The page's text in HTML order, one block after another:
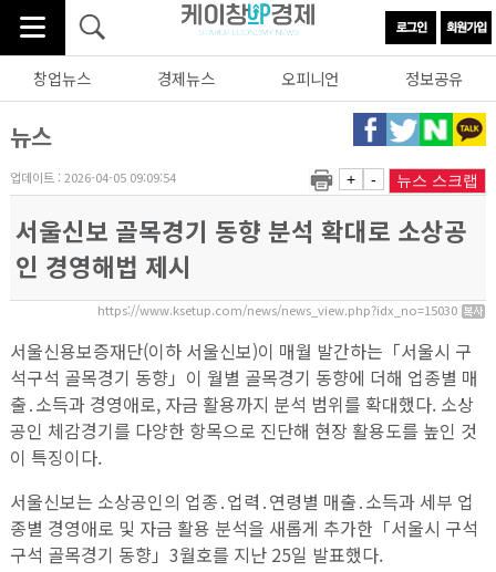
창업뉴스 경제뉴스 오피니언 정보공유
뉴스
업데이트 : 2026-04-05 09:09:54 + - 뉴스 스크랩
서울신보 골목경기 동향 분석 확대로 소상공
인 경영해법 제시
https://www.ksetup.com/news/news_view.php?idx_no=15030
서울신용보증재단(이하 서울신보)이 매월 발간하는「서울시 구
석구석 골목경기 동향」이 월별 골목경기 동향에 더해 업종별 매
출․소득과 경영애로, 자금 활용까지 분석 범위를 확대했다. 소상
공인 체감경기를 다양한 항목으로 진단해 현장 활용도를 높인 것
이 특징이다.
서울신보는 소상공인의 업종․업력․연령별 매출․소득과 세부 업
종별 경영애로 및 자금 활용 분석을 새롭게 추가한「서울시 구석
구석 골목경기 동향」3월호를 지난 25일 발표했다.